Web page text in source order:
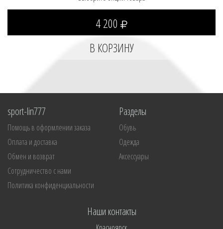
4 200
sport-lin777
Помощь в оформлении заказа
Оплата и доставка
Обмен и возврат
Сотрудничество с нами
Политика конфиденциальности
Разделы
Обувь
Одежда
Аксессуары
Наши контакты